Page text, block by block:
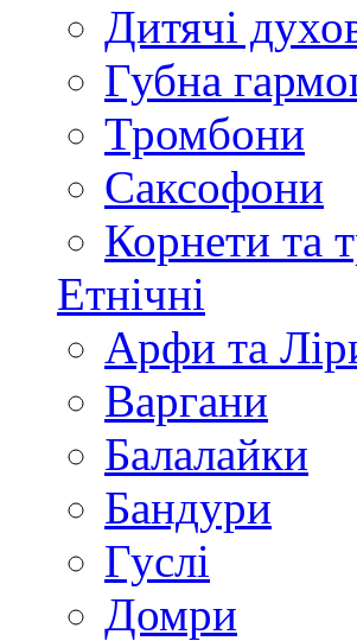
Дитячі
Губна
Тромбони
Саксофони
Корнети та
Етнічні
Арфи та
Варгани
Балалайки
Бандури
Гуслі
Домри